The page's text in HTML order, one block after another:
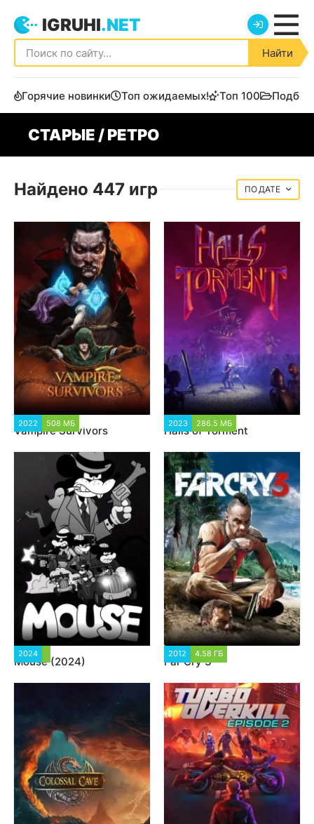
IGRUHI.NET
Найти
Горячие новинки Топ ожидаемых! Топ 100
СТАРЫЕ / РЕТРО
Найдено 447 игр ДАТЕ
2022 508 МБ
Vampire Survivors
2023 286.5 МБ
Halls of Torment
2024
Mouse (2024)
2012 4.58 ГБ
Far Cry 3